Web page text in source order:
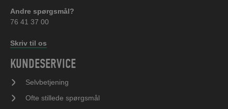
Andre spørgsmål?
76 41 37 00
Skriv til os
KUNDESERVICE
Selvbetjening
Ofte stillede spørgsmål